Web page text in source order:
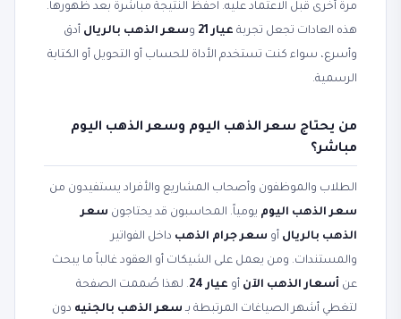
مرة أخرى قبل الاعتماد عليه. احفظ النتيجة مباشرة بعد ظهورها.
هذه العادات تجعل تجربة عيار 21 وسعر الذهب بالريال أدق
وأسرع، سواء كنت تستخدم الأداة للحساب أو التحويل أو الكتابة
الرسمية.
من يحتاج سعر الذهب اليوم وسعر الذهب اليوم
مباشر؟
الطلاب والموظفون وأصحاب المشاريع والأفراد يستفيدون من
سعر الذهب اليوم يومياً. المحاسبون قد يحتاجون سعر
الذهب بالريال أو سعر جرام الذهب داخل الفواتير
والمستندات. ومن يعمل على الشيكات أو العقود غالباً ما يبحث
عن أسعار الذهب الآن أو عيار 24
. لهذا صُممت الصفحة
لتغطي أشهر الصياغات المرتبطة بـ سعر الذهب بالجنيه دون